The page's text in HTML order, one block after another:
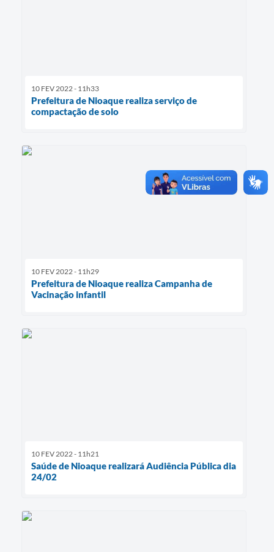
10 FEV 2022 - 11h33
Prefeitura de Nioaque realiza serviço de
compactação de solo
10 FEV 2022 - 11h29
Prefeitura de Nioaque realiza Campanha de
Vacinação infantil
10 FEV 2022 - 11h21
Saúde de Nioaque realizará Audiência Pública dia
24/02